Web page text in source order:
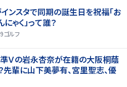
ンスタで同期の誕生日を祝福「お
ゃく」って誰？
ゴルフ
Ｖの岩永杏奈が在籍の大阪桐蔭
先輩に山下美夢有、宮里聖志、優